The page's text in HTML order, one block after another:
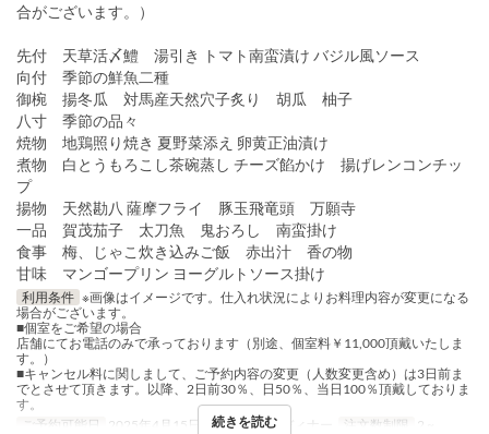
合がございます。）
先付 天草活〆鱧 湯引き トマト南蛮漬け バジル風ソース
向付 季節の鮮魚二種
御椀 揚冬瓜 対馬産天然穴子炙り 胡瓜 柚子
八寸 季節の品々
焼物 地鶏照り焼き 夏野菜添え 卵黄正油漬け
煮物 白とうもろこし茶碗蒸し チーズ餡かけ 揚げレンコンチッ
プ
揚物 天然勘八 薩摩フライ 豚玉飛竜頭 万願寺
一品 賀茂茄子 太刀魚 鬼おろし 南蛮掛け
食事 梅、じゃこ炊き込みご飯 赤出汁 香の物
甘味 マンゴープリン ヨーグルトソース掛け
利用条件 ※画像はイメージです。仕入れ状況によりお料理内容が変更になる
場合がございます。
■個室をご希望の場合
店舗にてお電話のみで承っております（別途、個室料￥11,000頂戴いたしま
す。）
■キャンセル料に関しまして、ご予約内容の変更（人数変更含め）は3日前ま
でとさせて頂きます。以降、2日前30％、日50％、当日100％頂戴しておりま
す。
ご予約可能日
2025年4月15日 ~ 食事時間 注文数制限 2 ~
続きを読む